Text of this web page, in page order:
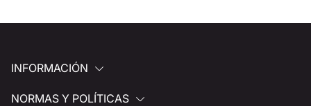
INFORMACIÓN
NORMAS Y POLÍTICAS